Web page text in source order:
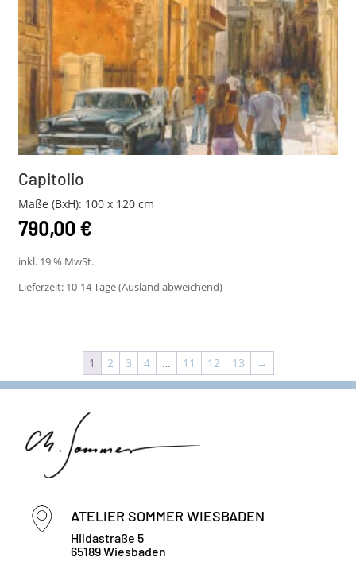
Capitolio
Maße (BxH): 100 x 120 cm
790,00 €
inkl. 19 % MwSt.
Lieferzeit: 10-14 Tage (Ausland abweichend)
1 2 3 4 … 11 12 13 →
ATELIER SOMMER WIESBADEN
Hildastraße 5
65189 Wiesbaden